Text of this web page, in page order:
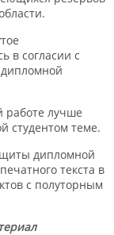
в согласии с
работе лучше
студентом теме.
дипломной
текста в
с полуторным